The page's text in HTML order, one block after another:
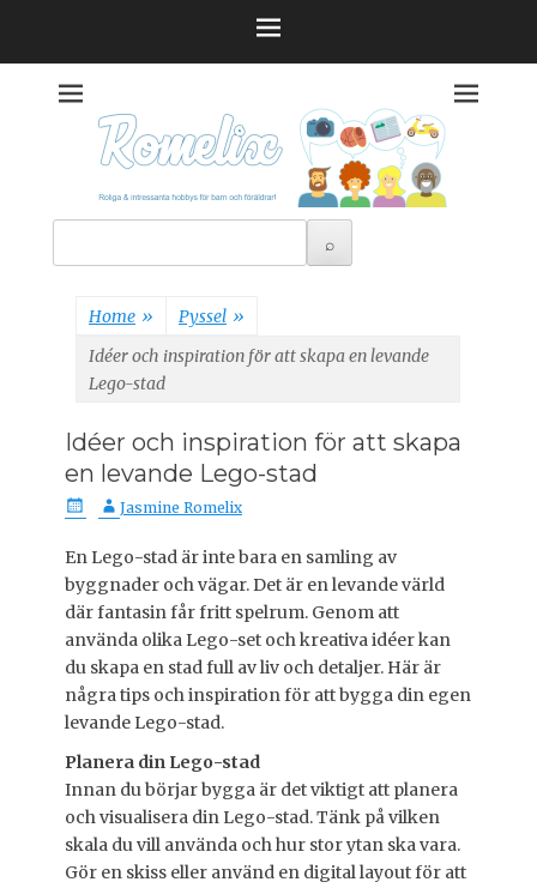
content
Romelix
Roliga & intressanta hobbys för barn och föräldrar!
Home » Pyssel »
Idéer och inspiration för att skapa en levande
Lego-stad
Idéer och inspiration för att skapa
en levande Lego-stad
P
s
t
e
o
n
A
h
o
Jasmine Romelix
En Lego-stad är inte bara en samling av
byggnader och vägar. Det är en levande värld
där fantasin får fritt spelrum. Genom att
använda olika Lego-set och kreativa idéer kan
du skapa en stad full av liv och detaljer. Här är
några tips och inspiration för att bygga din egen
levande Lego-stad.
Planera din Lego-stad
Innan du börjar bygga är det viktigt att planera
och visualisera din Lego-stad. Tänk på vilken
skala du vill använda och hur stor ytan ska vara.
Gör en skiss eller använd en digital layout för att